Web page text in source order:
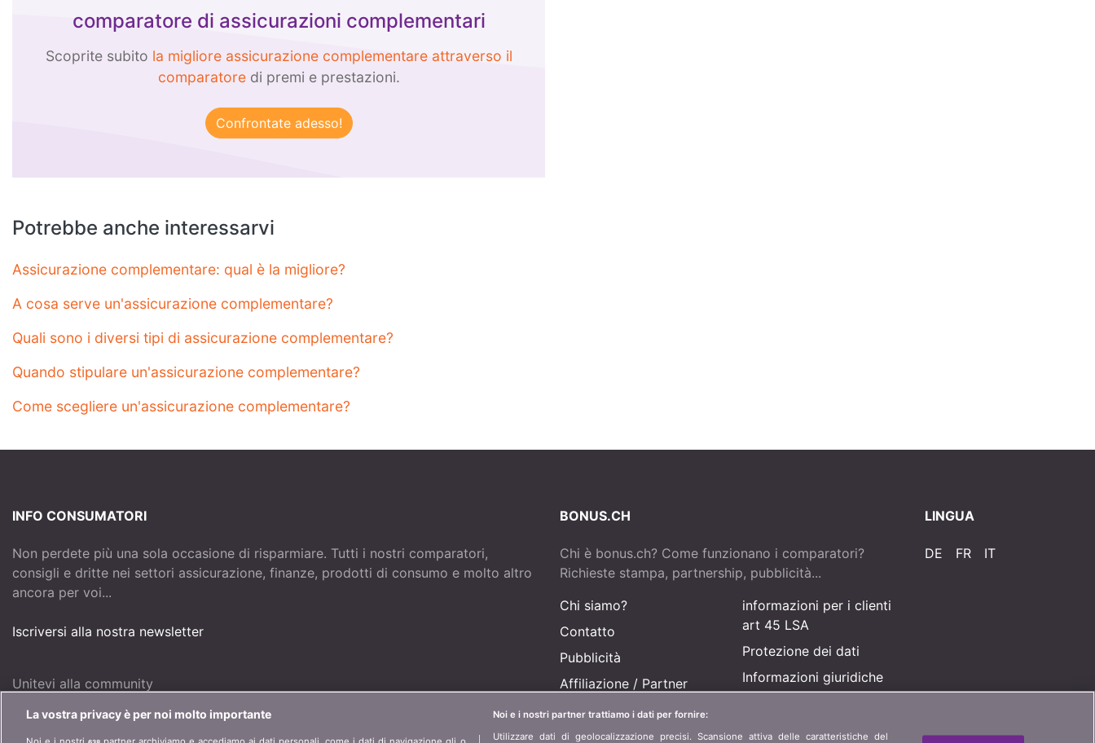
comparatore di assicurazioni complementari
Scoprite subito la migliore assicurazione complementare attraverso il
comparatoredi premi e prestazioni.
Potrebbe anche interessarvi
Assicurazione complementare: qual è la migliore?
A cosa serve un'assicurazione complementare?
Quali sono i diversi tipi di assicurazione complementare?
Quando stipulare un'assicurazione complementare?
Come scegliere un'assicurazione complementare?
INFO CONSUMATORI
Non perdete più una sola occasione di risparmiare. Tutti i nostri comparatori,
consigli e dritte nei settori assicurazione, finanze, prodotti di consumo e molto altro
ancora per voi...
Iscriversi alla nostra newsletter
Unitevi alla community
BONUS.CH
Chi è bonus.ch? Come funzionano i comparatori?
Richieste stampa, partnership, pubblicità...
Chi siamo?
Contatto
Pubblicità
Affiliazione / Partner
Stampa
informazioni per i clienti
art 45 LSA
Protezione dei dati
Informazioni giuridiche
LINGUA
DE FR IT
La vostra privacy è per noi molto importante
Noi e i nostri partner trattiamo i dati per fornire:
Utilizzare dati di geolocalizzazione precisi. Scansione attiva delle caratteristiche del